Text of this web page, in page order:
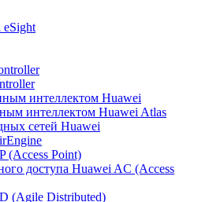
eSight
интеллектом Huawei
интеллектом Huawei Atlas
сетей Huawei
(Access Point)
доступа Huawei AC (Access
(Agile Distributed)